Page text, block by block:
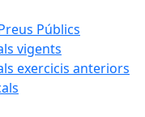
Públics
vigents
exercicis anteriors